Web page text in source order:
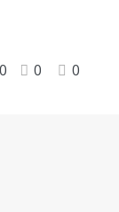
0 0 0